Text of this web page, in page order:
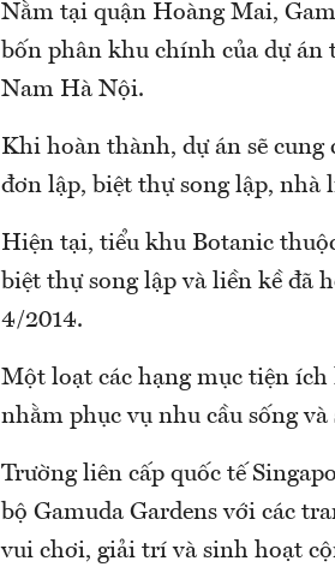
Nằm tại quận Hoàng Mai,
bốn phân khu chính của dự
Nam Hà Nội.
Khi hoàn thành, dự án sẽ
đơn lập, biệt thự song lập, nhà
Hiện tại, tiểu khu Botanic
biệt thự song lập và liền kề đã
4/2014.
Một loạt các hạng mục tiện ích
nhằm phục vụ nhu cầu sống
Trường liên cấp quốc tế
bộ Gamuda Gardens với các
vui chơi, giải trí và sinh hoạt